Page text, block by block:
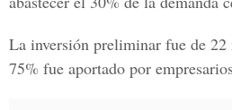
La inversión preliminar fue de
75% fue aportado por